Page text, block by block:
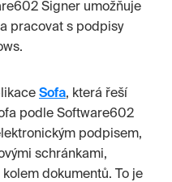
Signer umožňuje
pracovat s podpisy
Sofa, která řeší
podle Software602
podpisem,
schránkami,
dokumentů. To je